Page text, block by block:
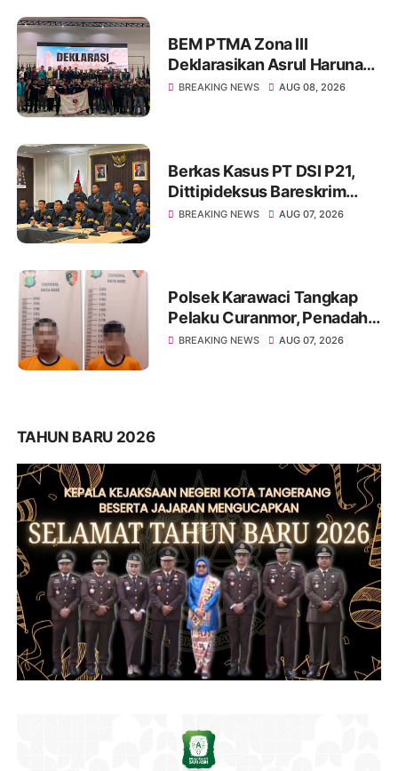
BEM PTMA Zona III
Deklarasikan Asrul Haruna
sebagai Calon Koordinator
BREAKING NEWS AUG 08, 2026
Berkas Kasus PT DSI P21,
Dittipideksus Bareskrim
Polri Selamatkan Ribuan
BREAKING NEWS AUG 07, 2026
Polsek Karawaci Tangkap
Pelaku Curanmor, Penadah
Ikut Diamankan
BREAKING NEWS AUG 07, 2026
TAHUN BARU 2026